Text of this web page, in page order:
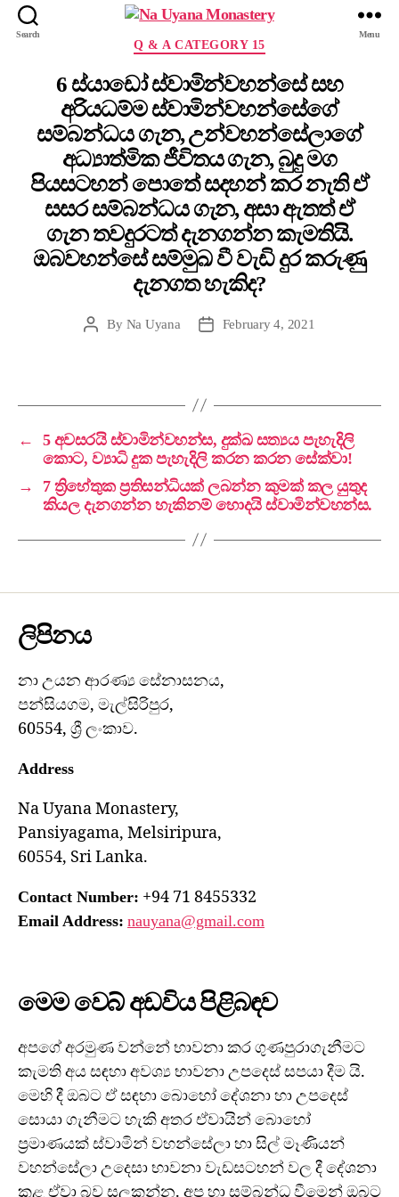
Search Menu
Q & A CATEGORY 15
6 ස්යාඩෝ ස්වාමින්වහන්සේ සහ
අරියධම්ම ස්වාමින්වහන්සේගේ
සම්බන්ධය ගැන, උන්වහන්සේලාගේ
අධ්‍යාත්මික ජීවිතය ගැන, බුදු මග
පියසටහන් පොතේ සදහන් කර නැති ඒ
සසර සම්බන්ධය ගැන, අසා ඇතත් ඒ
ගැන තවදුරටත් දැනගන්න කැමතියි.
ඔබවහන්සේ සම්මුඛ වී වැඩි දුර කරුණු
දැනගත හැකිද?
By Na Uyana February 4, 2021
←
5 අවසරයි ස්වාමින්වහන්ස, දුක්ඛ සත්‍යය පැහැදිලි
කොට, ව්‍යාධි දුක පැහැදිලි කරන කරන සේක්වා!
→
7 ත්‍රිහේතුක ප්‍රතිසන්ධියක් ලබන්න කුමක් කල යුතුද
කියල දැනගන්න හැකිනම් හොදයි ස්වාමින්වහන්ස.
ලිපිනය
නා උයන ආරණ්‍ය සේනාසනය,
පන්සියගම, මැල්සිරිපුර,
60554, ශ්‍රී ලංකාව.
Address
Na Uyana Monastery,
Pansiyagama, Melsiripura,
60554, Sri Lanka.
Contact Number: +94 71 8455332
Email Address: nauyana@gmail.com
මෙම වෙබ් අඩවිය පිළිබඳව
අපගේ අරමුණ වන්නේ භාවනා කර ගුණපුරාගැනීමට
කැමති අය සඳහා අවශ්‍ය භාවනා උපදෙස් සපයා දීම යි.
මෙහි දී ඔබට ඒ සඳහා බොහෝ දේශනා හා උපදෙස්
සොයා ගැනීමට හැකි අතර ඒවායින් බොහෝ
ප්‍රමාණයක් ස්වාමින් වහන්සේලා හා සිල් මෑණියන්
වහන්සේලා උදෙසා භාවනා වැඩසටහන් වල දී දේශනා
කළ ඒවා බව සලකන්න. අප හා සම්බන්ධ වීමෙන් ඔබට